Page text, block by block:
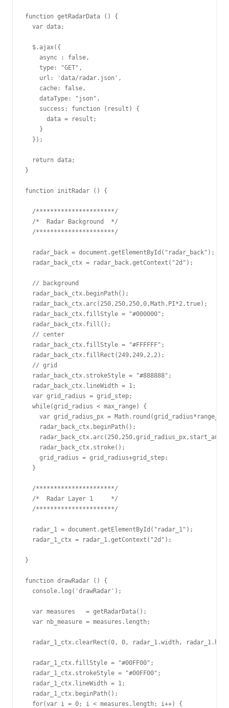
function getRadarData () {
var data;
$.ajax({
async : false,
type: "GET",
url: 'data/radar.json',
cache: false,
dataType: "json",
success: function (result) {
data = result;
}
});
return data;
}
function initRadar () {
/**********************/
/*  Radar Background  */
/**********************/
radar_back = document.getElementById("radar_back");
radar_back_ctx = radar_back.getContext("2d");
// background
radar_back_ctx.beginPath();
radar_back_ctx.arc(250,250,250,0,Math.PI*2,true);
radar_back_ctx.fillStyle = "#000000";
radar_back_ctx.fill();
// center
radar_back_ctx.fillStyle = "#FFFFFF";
radar_back_ctx.fillRect(249,249,2,2);
// grid
radar_back_ctx.strokeStyle = "#888888";
radar_back_ctx.lineWidth = 1;
var grid_radius = grid_step;
while(grid_radius < max_range) {
var grid_radius_px =
radar_back_ctx.beginPath();
radar_back_ctx.stroke();
grid_radius = grid_radius+grid_step;
}
/**********************/
/*  Radar Layer 1     */
/**********************/
radar_1 = document.getElementById("radar_1");
radar_1_ctx = radar_1.getContext("2d");
}
function drawRadar () {
console.log('drawRadar');
var measures   = getRadarData();
var nb_measure = measures.length;
radar_1_ctx.clearRect(0, 0, radar_1.width,
radar_1_ctx.fillStyle = "#00FF00";
radar_1_ctx.strokeStyle = "#00FF00";
radar_1_ctx.lineWidth = 1;
radar_1_ctx.beginPath();
for(var i = 0; i < measures.length; i++) {